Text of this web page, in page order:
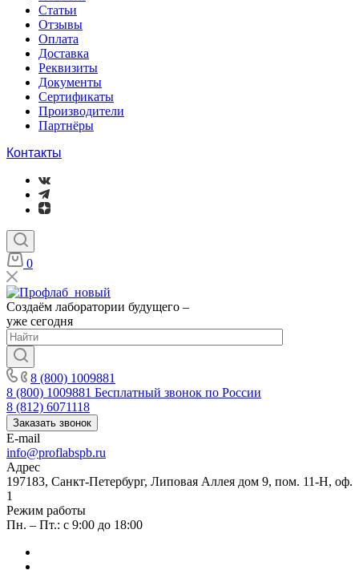
Статьи
Отзывы
Оплата
Доставка
Реквизиты
Документы
Сертификаты
Производители
Партнёры
Контакты
0
Создаём лаборатории будущего –
уже сегодня
8 (800) 1009881
8 (800) 1009881 Бесплатный звонок по России
8 (812) 6071118
Заказать звонок
E-mail
info@proflabspb.ru
Адрес
197183, Санкт-Петербург, Липовая Аллея дом 9, пом. 11-Н, оф.
1
Режим работы
Пн. – Пт.: с 9:00 до 18:00